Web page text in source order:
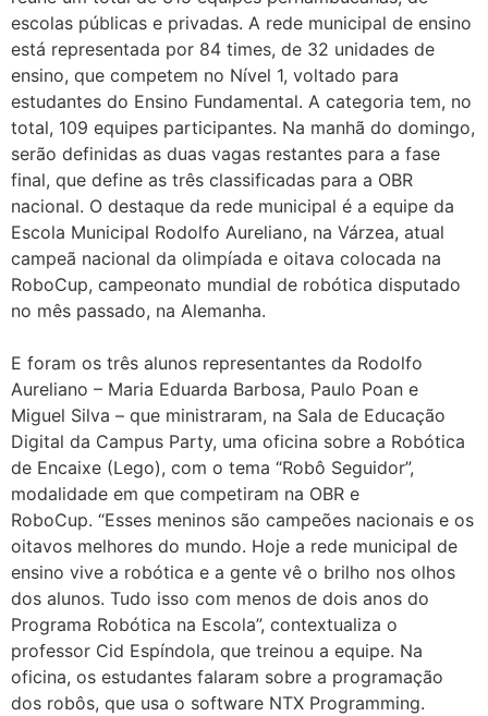
escolas públicas e privadas. A rede municipal de ensino
está representada por 84 times, de 32 unidades de
ensino, que competem no Nível 1, voltado para
estudantes do Ensino Fundamental. A categoria tem, no
total, 109 equipes participantes. Na manhã do domingo,
serão definidas as duas vagas restantes para a fase
final, que define as três classificadas para a OBR
nacional. O destaque da rede municipal é a equipe da
Escola Municipal Rodolfo Aureliano, na Várzea, atual
campeã nacional da olimpíada e oitava colocada na
RoboCup, campeonato mundial de robótica disputado
no mês passado, na Alemanha.
E foram os três alunos representantes da Rodolfo
Aureliano – Maria Eduarda Barbosa, Paulo Poan e
Miguel Silva – que ministraram, na Sala de Educação
Digital da Campus Party, uma oficina sobre a Robótica
de Encaixe (Lego), com o tema “Robô Seguidor”,
modalidade em que competiram na OBR e
RoboCup. “Esses meninos são campeões nacionais e os
oitavos melhores do mundo. Hoje a rede municipal de
ensino vive a robótica e a gente vê o brilho nos olhos
dos alunos. Tudo isso com menos de dois anos do
Programa Robótica na Escola”, contextualiza o
professor Cid Espíndola, que treinou a equipe. Na
oficina, os estudantes falaram sobre a programação
dos robôs, que usa o software NTX Programming.